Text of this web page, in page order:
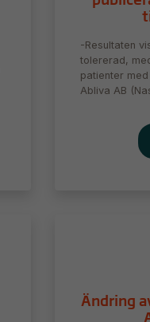
-Resultaten
tolererad,
patienter
Abliva AB
Ändring